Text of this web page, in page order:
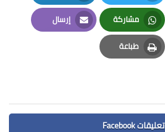
Twitter
LinkedIn
مشاركة
Whatsapp
إرسال
Email
طباعة
Print
تعليقات Facebook